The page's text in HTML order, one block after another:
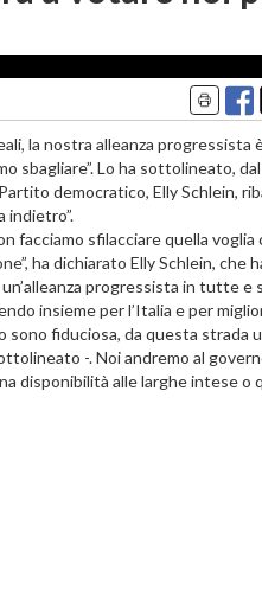
la nostra alleanza progressista
sbagliare”. Lo ha sottolineato,
democratico, Elly Schlein,
indietro”.
facciamo sfilacciare quella voglia
ha dichiarato Elly Schlein, che
progressista in tutte e
insieme per l’Italia e per
sono fiduciosa, da questa strada
-. Noi andremo al
disponibilità alle larghe intese o